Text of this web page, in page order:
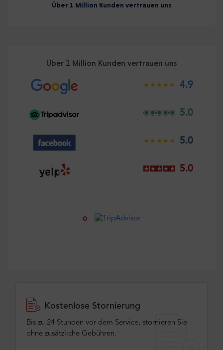
Über 1 Million Kunden vertrauen uns
Über 1 Million Kunden vertrauen uns
4.9
5.0
5.0
5.0
Kostenlose Stornierung
Bis zu 24 Stunden vor dem Service, stornieren Sie
ohne zusätzliche Gebühren.